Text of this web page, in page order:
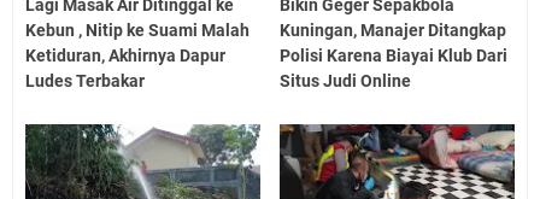
Lagi Masak Air Ditinggal ke
Kebun , Nitip ke Suami Malah
Ketiduran, Akhirnya Dapur
Ludes Terbakar
Bikin Geger Sepakbola
Kuningan, Manajer Ditangkap
Polisi Karena Biayai Klub Dari
Situs Judi Online